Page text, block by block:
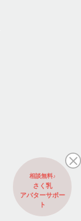
相談無料♪
さく乳
アバターサポー
ト